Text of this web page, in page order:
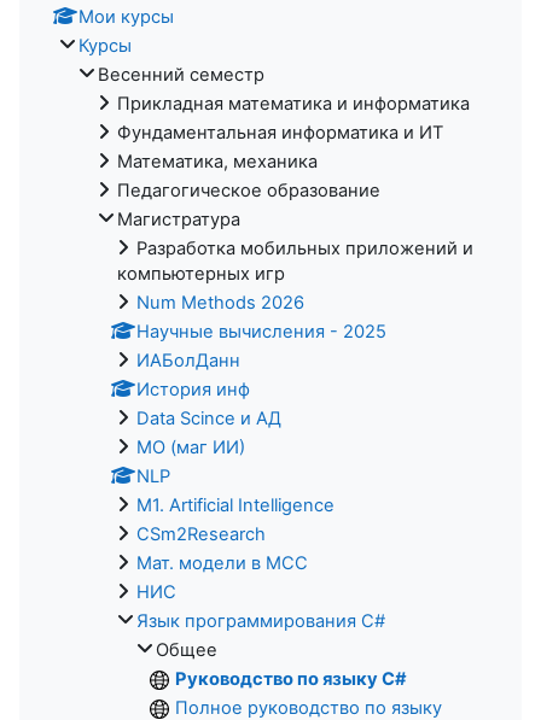
Мои курсы
Курсы
Весенний семестр
Прикладная математика и информатика
Фундаментальная информатика и ИТ
Математика, механика
Педагогическое образование
Магистратура
Разработка мобильных приложений и
компьютерных игр
Num Methods 2026
Научные вычисления - 2025
ИАБолДанн
История инф
Data Scince и АД
МО (маг ИИ)
NLP
M1. Artificial Intelligence
CSm2Research
Мат. модели в МСС
НИС
Язык программирования C#
Общее
Руководство по языку C#
Полное руководство по языку